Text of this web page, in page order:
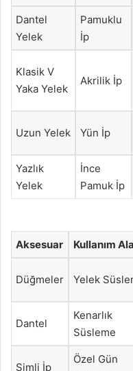
Dantel
Yelek
Pamuklu
İp
Klasik V
Yaka Yelek
Akrilik İp
Uzun Yelek Yün İp
Yazlık
Yelek
İnce
Pamuk İp
Aksesuar Kullanım
Düğmeler Yelek
Dantel
Kenarlık
Süsleme
Simli İp
Özel Gün